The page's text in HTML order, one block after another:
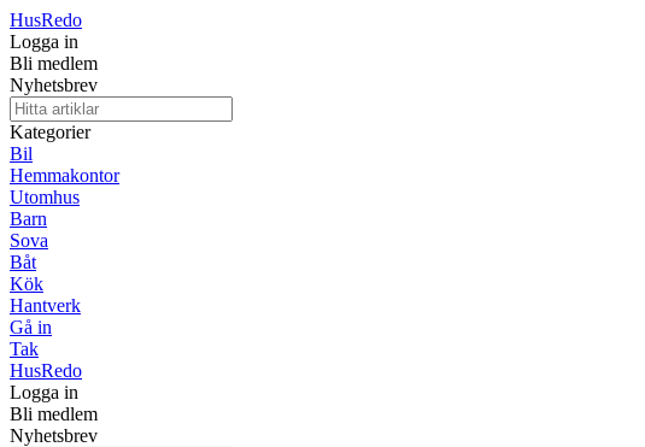
HusRedo
Logga in
Bli medlem
Nyhetsbrev
Kategorier
Bil
Hemmakontor
Utomhus
Barn
Sova
Båt
Kök
Hantverk
Gå in
Tak
HusRedo
Logga in
Bli medlem
Nyhetsbrev